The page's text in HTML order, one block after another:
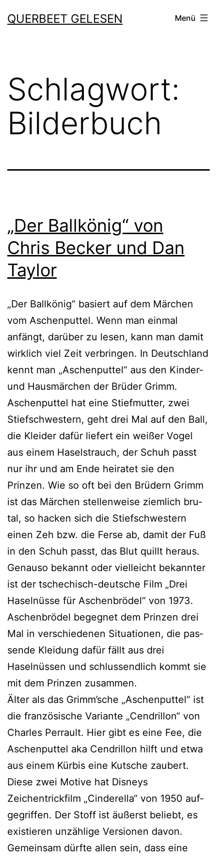
Inhalt
QUERBEET GELESEN Menü
Schlagwort:
Bilderbuch
„Der Ballkönig“ von
Chris Becker und Dan
Taylor
„Der Ballkönig“ basiert auf dem Märchen
vom Aschenputtel. Wenn man ein­mal
anfängt, dar­über zu lesen, kann man damit
wirk­lich viel Zeit ver­brin­gen. In Deutschland
kennt man „Aschenputtel“ aus den Kinder-
und Hausmärchen der Brüder Grimm.
Aschenputtel hat eine Stiefmutter, zwei
Stiefschwestern, geht drei Mal auf den Ball,
die Kleider dafür lie­fert ein wei­ßer Vogel
aus einem Haselstrauch, der Schuh passt
nur ihr und am Ende hei­ra­tet sie den
Prinzen. Wie so oft bei den Brüdern Grimm
ist das Märchen stel­len­wei­se ziem­lich bru­
tal, so hacken sich die Stiefschwestern
einen Zeh bzw. die Ferse ab, damit der Fuß
in den Schuh passt, das Blut quillt her­aus.
Genauso bekannt oder viel­leicht bekann­ter
ist der tsche­chisch-deut­sche Film „Drei
Haselnüsse für Aschenbrödel“ von 1973.
Aschenbrödel begeg­net dem Prinzen drei
Mal in ver­schie­de­nen Situationen, die pas­
sen­de Kleidung dafür fällt aus drei
Haselnüssen und schluss­end­lich kommt sie
mit dem Prinzen zusammen.
Älter als das Grimm’sche „Aschenputtel“ ist
die fran­zö­si­sche Variante „Cendrillon“ von
Charles Perrault. Hier gibt es eine Fee, die
Aschenputtel aka Cendrillon hilft und etwa
aus einem Kürbis eine Kutsche zau­bert.
Diese zwei Motive hat Disneys
Zeichentrickfilm „Cinderella“ von 1950 auf­
ge­grif­fen. Der Stoff ist äußerst beliebt, es
exis­tie­ren unzäh­li­ge Versionen davon.
Gemeinsam dürf­te allen sein, dass eine